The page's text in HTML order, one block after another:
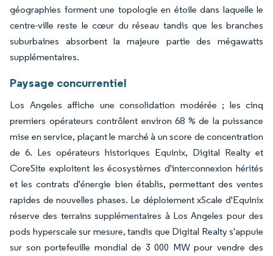
géographies forment une topologie en étoile dans laquelle le
centre-ville reste le cœur du réseau tandis que les branches
suburbaines absorbent la majeure partie des mégawatts
supplémentaires.
Paysage concurrentiel
Los Angeles affiche une consolidation modérée ; les cinq
premiers opérateurs contrôlent environ 68 % de la puissance
mise en service, plaçant le marché à un score de concentration
de 6. Les opérateurs historiques Equinix, Digital Realty et
CoreSite exploitent les écosystèmes d'interconnexion hérités
et les contrats d'énergie bien établis, permettant des ventes
rapides de nouvelles phases. Le déploiement xScale d'Equinix
réserve des terrains supplémentaires à Los Angeles pour des
pods hyperscale sur mesure, tandis que Digital Realty s'appuie
sur son portefeuille mondial de 3 000 MW pour vendre des